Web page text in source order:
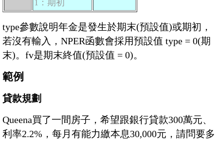
1：期初
type參數說明年金是發生於期末(預設值)或期初，
若沒有輸入，NPER函數會採用預設值 type = 0(期
末)。fv是期末終值(預設值 = 0)。
範例
貸款規劃
Queena買了一間房子，希望跟銀行貸款300萬元、
利率2.2%，每月有能力繳本息30,000元，請問要多